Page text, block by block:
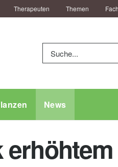
Therapeuten Themen
News
erhöhtem